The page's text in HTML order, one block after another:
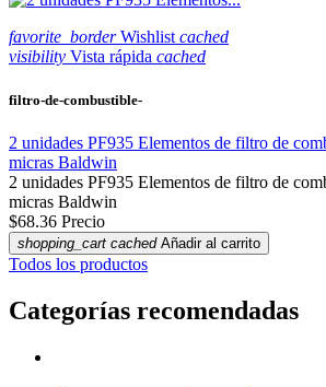
favorite_border Wishlist cached
visibility Vista rápida cached
filtro-de-combustible-
2 unidades PF935 Elementos de filtro de
micras Baldwin
2 unidades PF935 Elementos de filtro de
micras Baldwin
$68.36 Precio
shopping_cart cached Añadir al carrito
Todos los productos
Categorías recomendadas